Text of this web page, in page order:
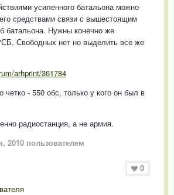
усиленного батальона можно
средствами связи с вышестоящим
батальона. Нужны конечно же
Свободных нет но выделить все же
arhprint/361784
- 550 обс, только у кого он был в
радиостанция, а не армия.
2010 пользователем
0